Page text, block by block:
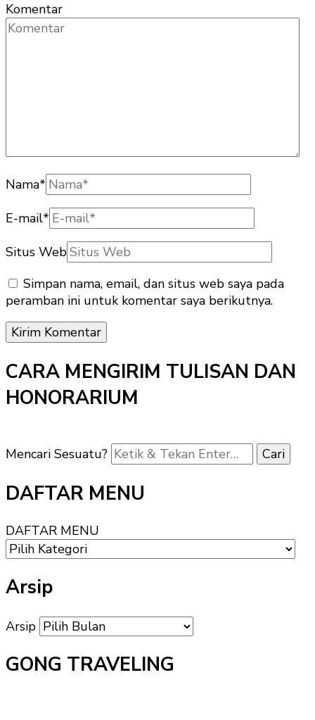
Komentar
Nama*
E-mail*
Situs Web
Simpan nama, email, dan situs web saya pada
peramban ini untuk komentar saya berikutnya.
CARA MENGIRIM TULISAN DAN
HONORARIUM
Mencari Sesuatu?
DAFTAR MENU
DAFTAR MENU
Arsip
Arsip
GONG TRAVELING